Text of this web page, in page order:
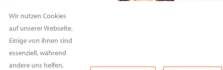
Wir nutzen Cookies
auf unserer Webseite.
Einige von ihnen sind
essenziell, während
andere uns helfen,